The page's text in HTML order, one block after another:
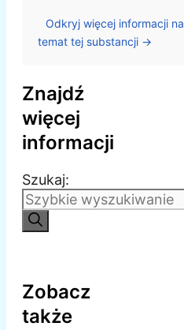
Odkryj więcej informacji na
temat tej substancji →
Znajdź
więcej
informacji
Szukaj:
Zobacz
także